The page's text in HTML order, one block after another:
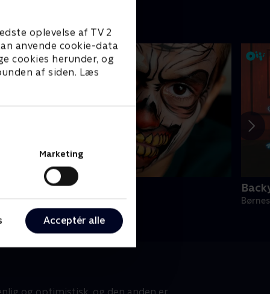
oplevelse af TV 2
anvende cookie-data
cookies herunder, og
af siden. Læs
Marketing
Acceptér alle
Monstermaling
• 1 sæsoner